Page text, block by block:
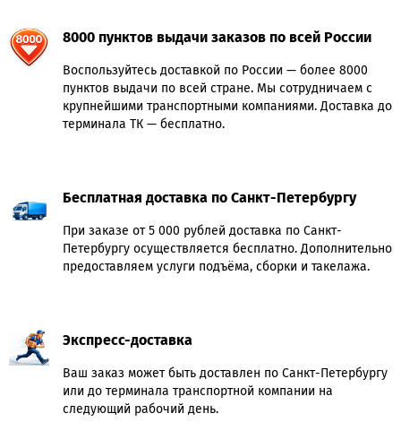
8000 пунктов выдачи заказов по всей России
Воспользуйтесь доставкой по России — более 8000
пунктов выдачи по всей стране. Мы сотрудничаем с
крупнейшими транспортными компаниями. Доставка до
терминала ТК — бесплатно.
Бесплатная доставка по Санкт-Петербургу
При заказе от 5 000 рублей доставка по Санкт-
Петербургу осуществляется бесплатно. Дополнительно
предоставляем услуги подъёма, сборки и такелажа.
Экспресс-доставка
Ваш заказ может быть доставлен по Санкт-Петербургу
или до терминала транспортной компании на
следующий рабочий день.